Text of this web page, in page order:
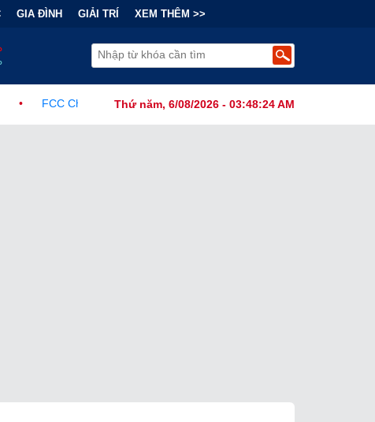
GIA ĐÌNH GIẢI TRÍ XEM THÊM >>
Thứ năm, 6/08/2026 - 03:48:26 AM
Ban Hành Lệnh Cấm Robot Hút Bụi Thông Minh Sản Xuất Tại Nước